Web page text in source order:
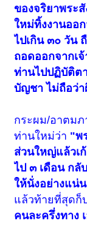
ของจริยาพระ
ใหม่ทิ้งงานออ
ไปเกิน ๓๐ วัน
ถอดออกจากเ
ท่านไปปฏิบัติต
บัญชา ไม่ถือว่
กระผม/อาตมภ
ท่านใหม่ว่า "พ
ส่วนใหญ่แล้วเ
ไป ๓ เดือน กลั
ให้นั่งอย่างแน่
แล้วท้ายที่สุดก็
คนละครึ่งทาง